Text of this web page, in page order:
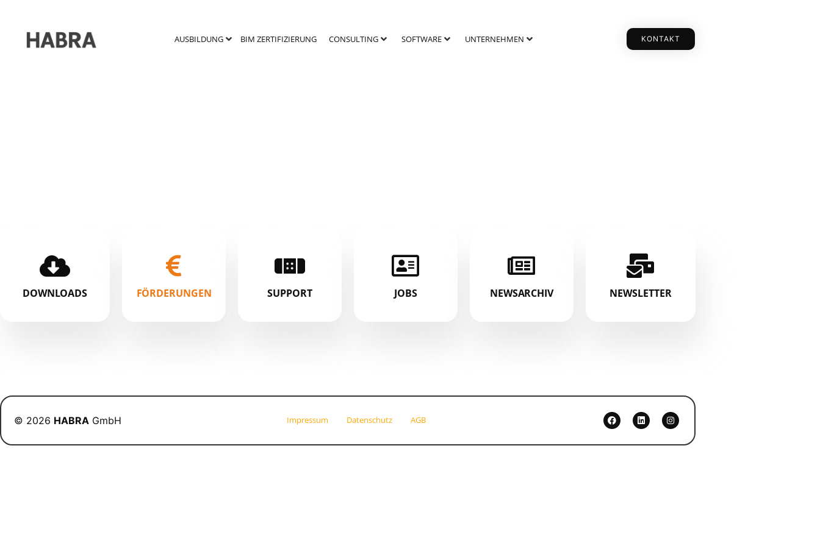
AUSBILDUNG BIM ZERTIFIZIERUNG CONSULTING SOFTWARE UNTERNEHMEN KONTAKT
DOWNLOADS FÖRDERUNGEN SUPPORT JOBS NEWSARCHIV NEWSLETTER
© 2026 HABRA GmbH Impressum Datenschutz AGB